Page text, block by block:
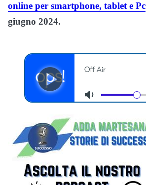
online per smartphone, tablet e Pc
giugno 2024.